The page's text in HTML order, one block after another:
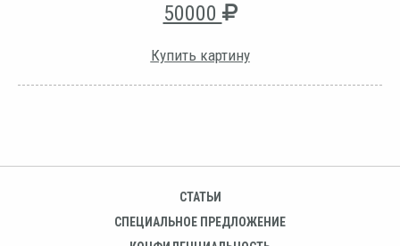
50000
Купить картину
СТАТЬИ
СПЕЦИАЛЬНОЕ ПРЕДЛОЖЕНИЕ